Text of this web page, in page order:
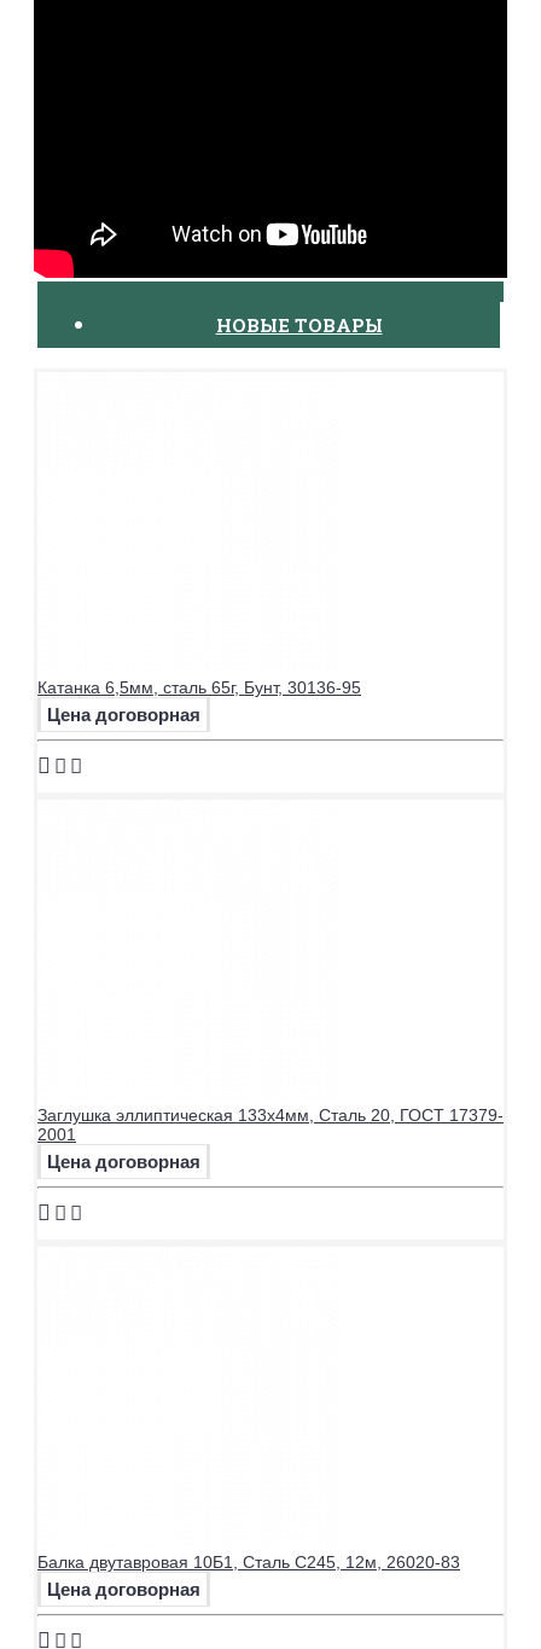
НОВЫЕ ТОВАРЫ
Катанка 6,5мм, сталь 65г, Бунт, 30136-95
Цена договорная
Заглушка эллиптическая 133х4мм, Сталь 20, ГОСТ 17379-
2001
Цена договорная
Балка двутавровая 10Б1, Сталь С245, 12м, 26020-83
Цена договорная